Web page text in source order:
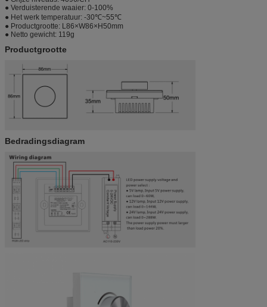
● Verduisterende waaier: 0-100%
● Het werk temperatuur: -30℃~55℃
● Productgrootte: L86×W86×H50mm
● Netto gewicht: 119g
Productgrootte
Bedradingsdiagram